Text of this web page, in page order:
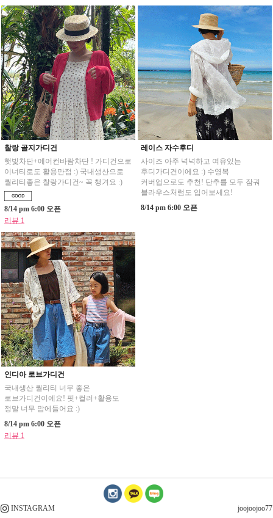
찰랑 골지가디건
햇빛차단+에어컨바람차단 ! 가디건으로
이너티로도 활용만점 :) 국내생산으로
퀄리티좋은 찰랑가디건~ 꼭 챙겨요 :)
8/14 pm 6:00 오픈
리뷰 1
레이스 자수후디
사이즈 아주 넉넉하고 여유있는
후디가디건이에요 :) 수영복
커버업으로도 추천! 단추를 모두 잠궈
블라우스처럼도 입어보세요!
8/14 pm 6:00 오픈
인디아 로브가디건
국내생산 퀄리티 너무 좋은
로브가디건이에요! 핏+컬러+활용도
정말 너무 맘에들어요 :)
8/14 pm 6:00 오픈
리뷰 1
INSTAGRAM joojoojoo77